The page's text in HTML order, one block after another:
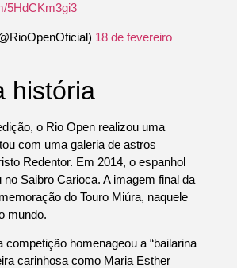
5HdCKm3gi3
18 de fevereiro
história
o Rio Open realizou uma
com uma galeria de astros
Redentor. Em 2014, o espanhol
no Saibro Carioca. A imagem final da
do Touro Miúra, naquele
mundo.
competição homenageou a “bailarina
carinhosa como Maria Esther